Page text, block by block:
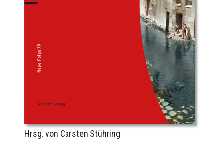
Hrsg. von Carsten Stühring